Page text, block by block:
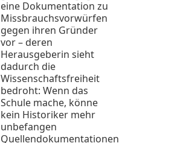
eine Dokumentation zu
Missbrauchsvorwürfen
gegen ihren Gründer
vor – deren
Herausgeberin sieht
dadurch die
Wissenschaftsfreiheit
bedroht: Wenn das
Schule mache, könne
kein Historiker mehr
unbefangen
Quellendokumentationen